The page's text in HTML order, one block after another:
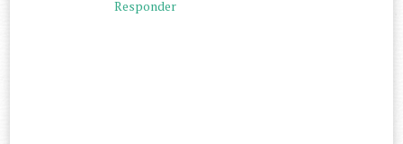
Responder